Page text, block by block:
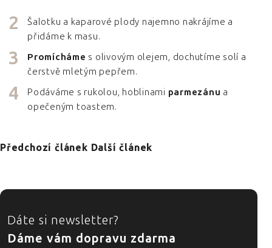
Šalotku a kaparové plody najemno nakrájíme a
přidáme k masu.
Promícháme s olivovým olejem, dochutíme solí a
čerstvě mletým pepřem.
Podáváme s rukolou, hoblinami parmezánu a
opečeným toastem.
Předchozí článek Další článek
ZÁPATÍ
Dáte si newsletter?
Dáme vám dopravu zdarma